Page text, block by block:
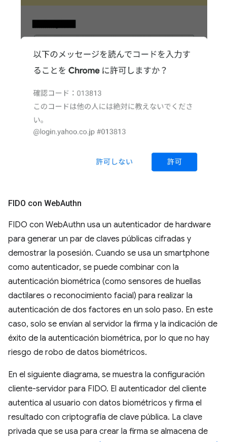
FIDO con WebAuthn
FIDO con WebAuthn usa un autenticador de hardware
para generar un par de claves públicas cifradas y
demostrar la posesión. Cuando se usa un smartphone
como autenticador, se puede combinar con la
autenticación biométrica (como sensores de huellas
dactilares o reconocimiento facial) para realizar la
autenticación de dos factores en un solo paso. En este
caso, solo se envían al servidor la firma y la indicación de
éxito de la autenticación biométrica, por lo que no hay
riesgo de robo de datos biométricos.
En el siguiente diagrama, se muestra la configuración
cliente-servidor para FIDO. El autenticador del cliente
autentica al usuario con datos biométricos y firma el
resultado con criptografía de clave pública. La clave
privada que se usa para crear la firma se almacena de